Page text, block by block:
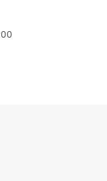
мм
(в